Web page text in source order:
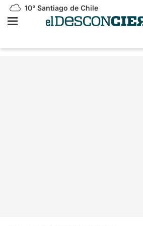
10° Santiago de Chile